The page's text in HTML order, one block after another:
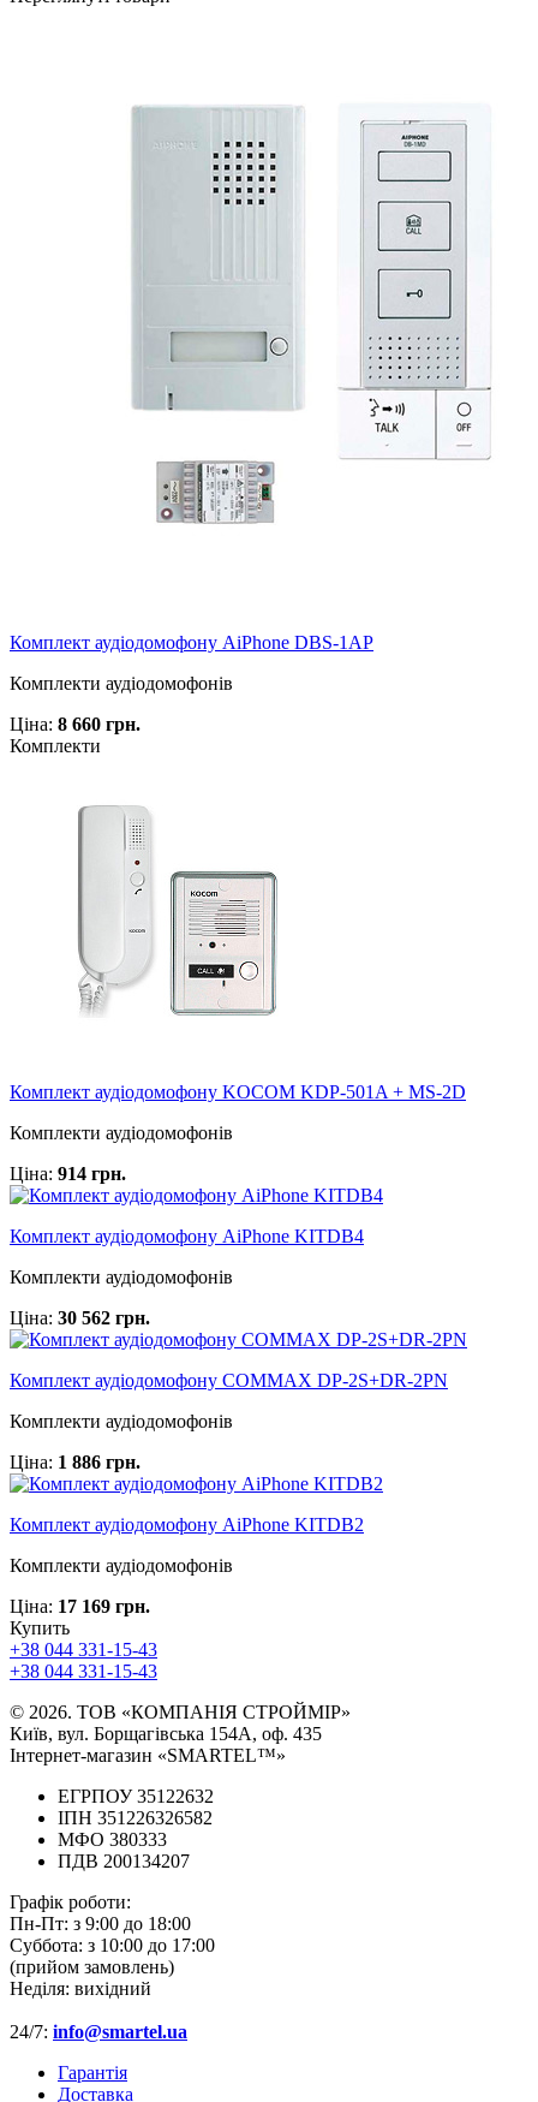
Комплект аудіодомофону AiPhone DBS-1AP
Комплекти аудіодомофонів
Ціна: 8 660 грн.
Комплекти
Комплект аудіодомофону KOCOM KDP-501A + MS-2D
Комплекти аудіодомофонів
Ціна: 914 грн.
Комплект аудіодомофону AiPhone KITDB4
Комплекти аудіодомофонів
Ціна: 30 562 грн.
Комплект аудіодомофону COMMAX DP-2S+DR-2PN
Комплекти аудіодомофонів
Ціна: 1 886 грн.
Комплект аудіодомофону AiPhone KITDB2
Комплекти аудіодомофонів
Ціна: 17 169 грн.
Купить
+38 044 331-15-43
+38 044 331-15-43
© 2026. ТОВ «КОМПАНІЯ СТРОЙМІР»
Київ, вул. Борщагівська 154А, оф. 435
Інтернет-магазин «SMARTEL™»
ЕГРПОУ 35122632
ІПН 351226326582
МФО 380333
ПДВ 200134207
Графік роботи:
Пн-Пт: з 9:00 до 18:00
Суббота: з 10:00 до 17:00
(прийом замовлень)
Неділя: вихідний
24/7: info@smartel.ua
Гарантія
Доставка